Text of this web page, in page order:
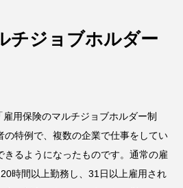
チジョブホルダー
用保険のマルチジョブホルダー制
の特例で、複数の企業で仕事をしてい
きるようになったものです。通常の雇
時間以上勤務し、31日以上雇用され